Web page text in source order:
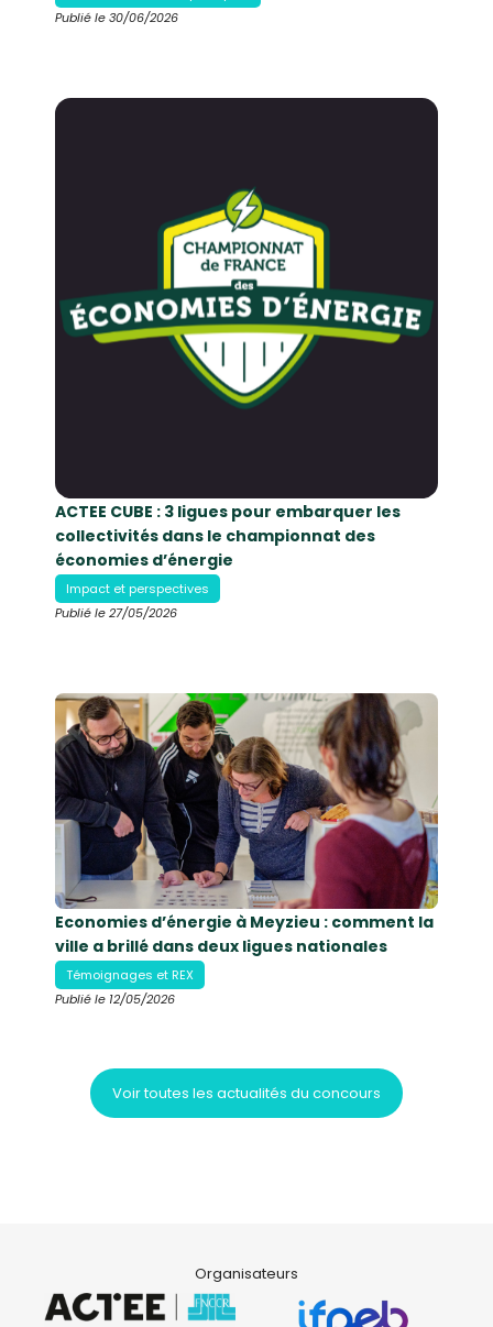
Publié le 30/06/2026
ACTEE CUBE : 3 ligues pour embarquer les
collectivités dans le championnat des
économies d’énergie
Impact et perspectives
Publié le 27/05/2026
Economies d’énergie à Meyzieu : comment la
ville a brillé dans deux ligues nationales
Témoignages et REX
Publié le 12/05/2026
Voir toutes les actualités du concours
Organisateurs